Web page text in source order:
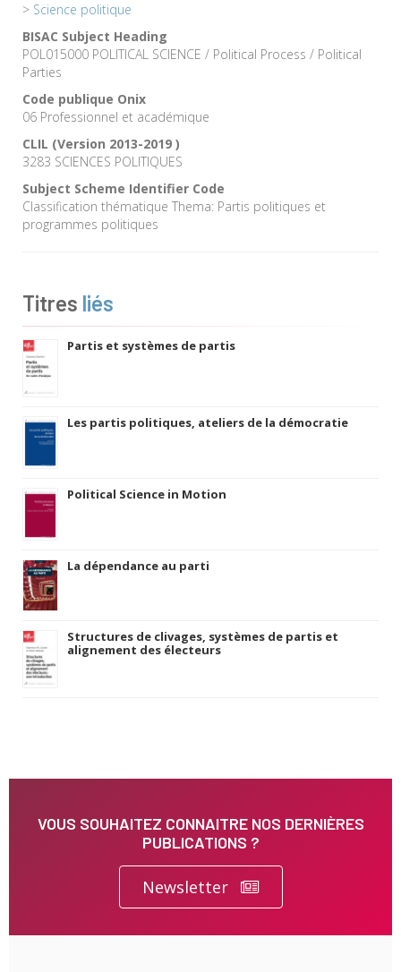
> Science politique
BISAC Subject Heading
POL015000 POLITICAL SCIENCE / Political Process / Political
Parties
Code publique Onix
06 Professionnel et académique
CLIL (Version 2013-2019 )
3283 SCIENCES POLITIQUES
Subject Scheme Identifier Code
Classification thématique Thema: Partis politiques et
programmes politiques
Titres liés
Partis et systèmes de partis
Les partis politiques, ateliers de la démocratie
Political Science in Motion
La dépendance au parti
Structures de clivages, systèmes de partis et
alignement des électeurs
VOUS SOUHAITEZ CONNAITRE NOS DERNIÈRES
PUBLICATIONS ?
Newsletter